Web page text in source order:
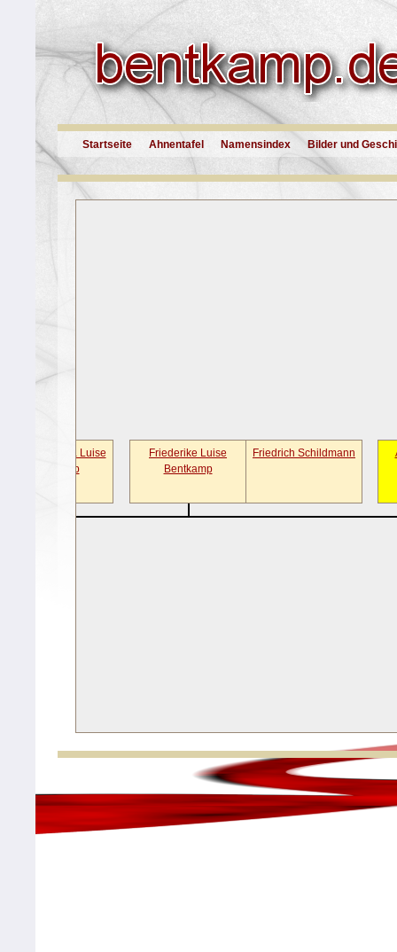
Startseite Ahnentafel Namensindex Bilder und
Johanne Maria Luise
Bentkamp
Friederike Luise
Bentkamp
Friedrich Schildmann